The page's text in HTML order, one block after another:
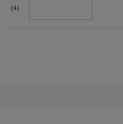
(4)